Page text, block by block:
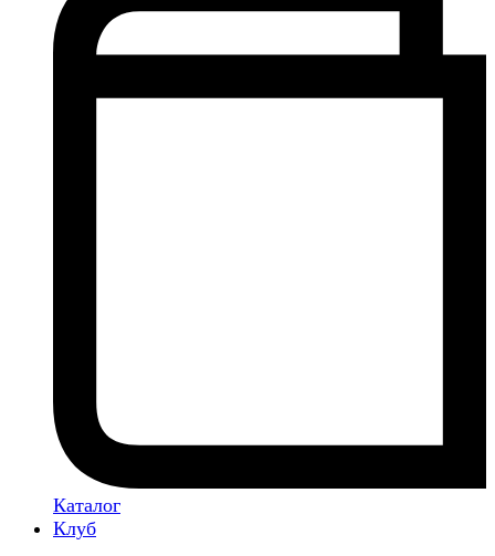
Каталог
Клуб